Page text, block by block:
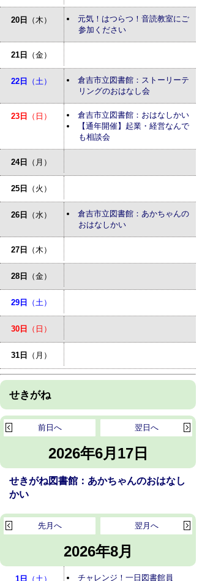
20日 （木）
元気！はつらつ！音読教室にご
参加ください
21日 （金）
22日 （土）
倉吉市立図書館：ストーリーテ
リングのおはなし会
23日 （日）
倉吉市立図書館：おはなしかい
【通年開催】起業・経営なんで
も相談会
24日 （月）
25日 （火）
26日 （水）
倉吉市立図書館：あかちゃんの
おはなしかい
27日 （木）
28日 （金）
29日 （土）
30日 （日）
31日 （月）
せきがね
2026年6月17日
翌日へ
前日へ
せきがね図書館：あかちゃんのおはなし
かい
2026年8月
翌月へ
先月へ
1日 （土） チャレンジ！一日図書館員